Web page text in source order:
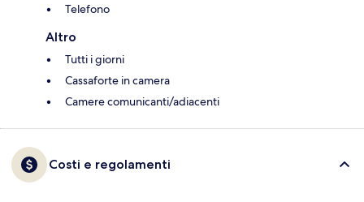
Telefono
Altro
Tutti i giorni
Cassaforte in camera
Camere comunicanti/adiacenti
Costi e regolamenti